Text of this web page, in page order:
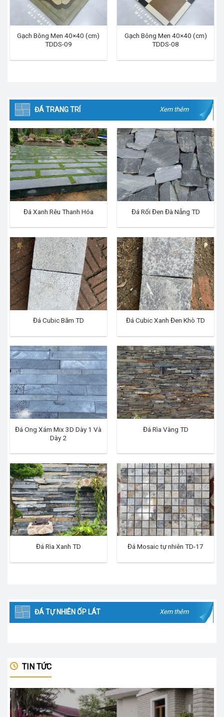
Gạch Bông Men 40×40 (cm)
TDDS-09
Gạch Bông Men 40×40 (cm)
TDDS-08
ĐÁ TRANG TRÍ Xem thêm
Đá Xanh Rêu Thanh Hóa Đá Rối Đen Đà Nẵng TD
Đá Cubic Băm TD Đá Cubic Xanh Đen Khò TD
Đá Ong Xám Mix 3D Dày 1 Và
Dày 2
Đá Rìa Vàng TD
Đá Rìa Xanh TD Đá Mosaic tự nhiên TD-17
ĐÁ TỰ NHIÊN ỐP LÁT Xem thêm
TIN TỨC